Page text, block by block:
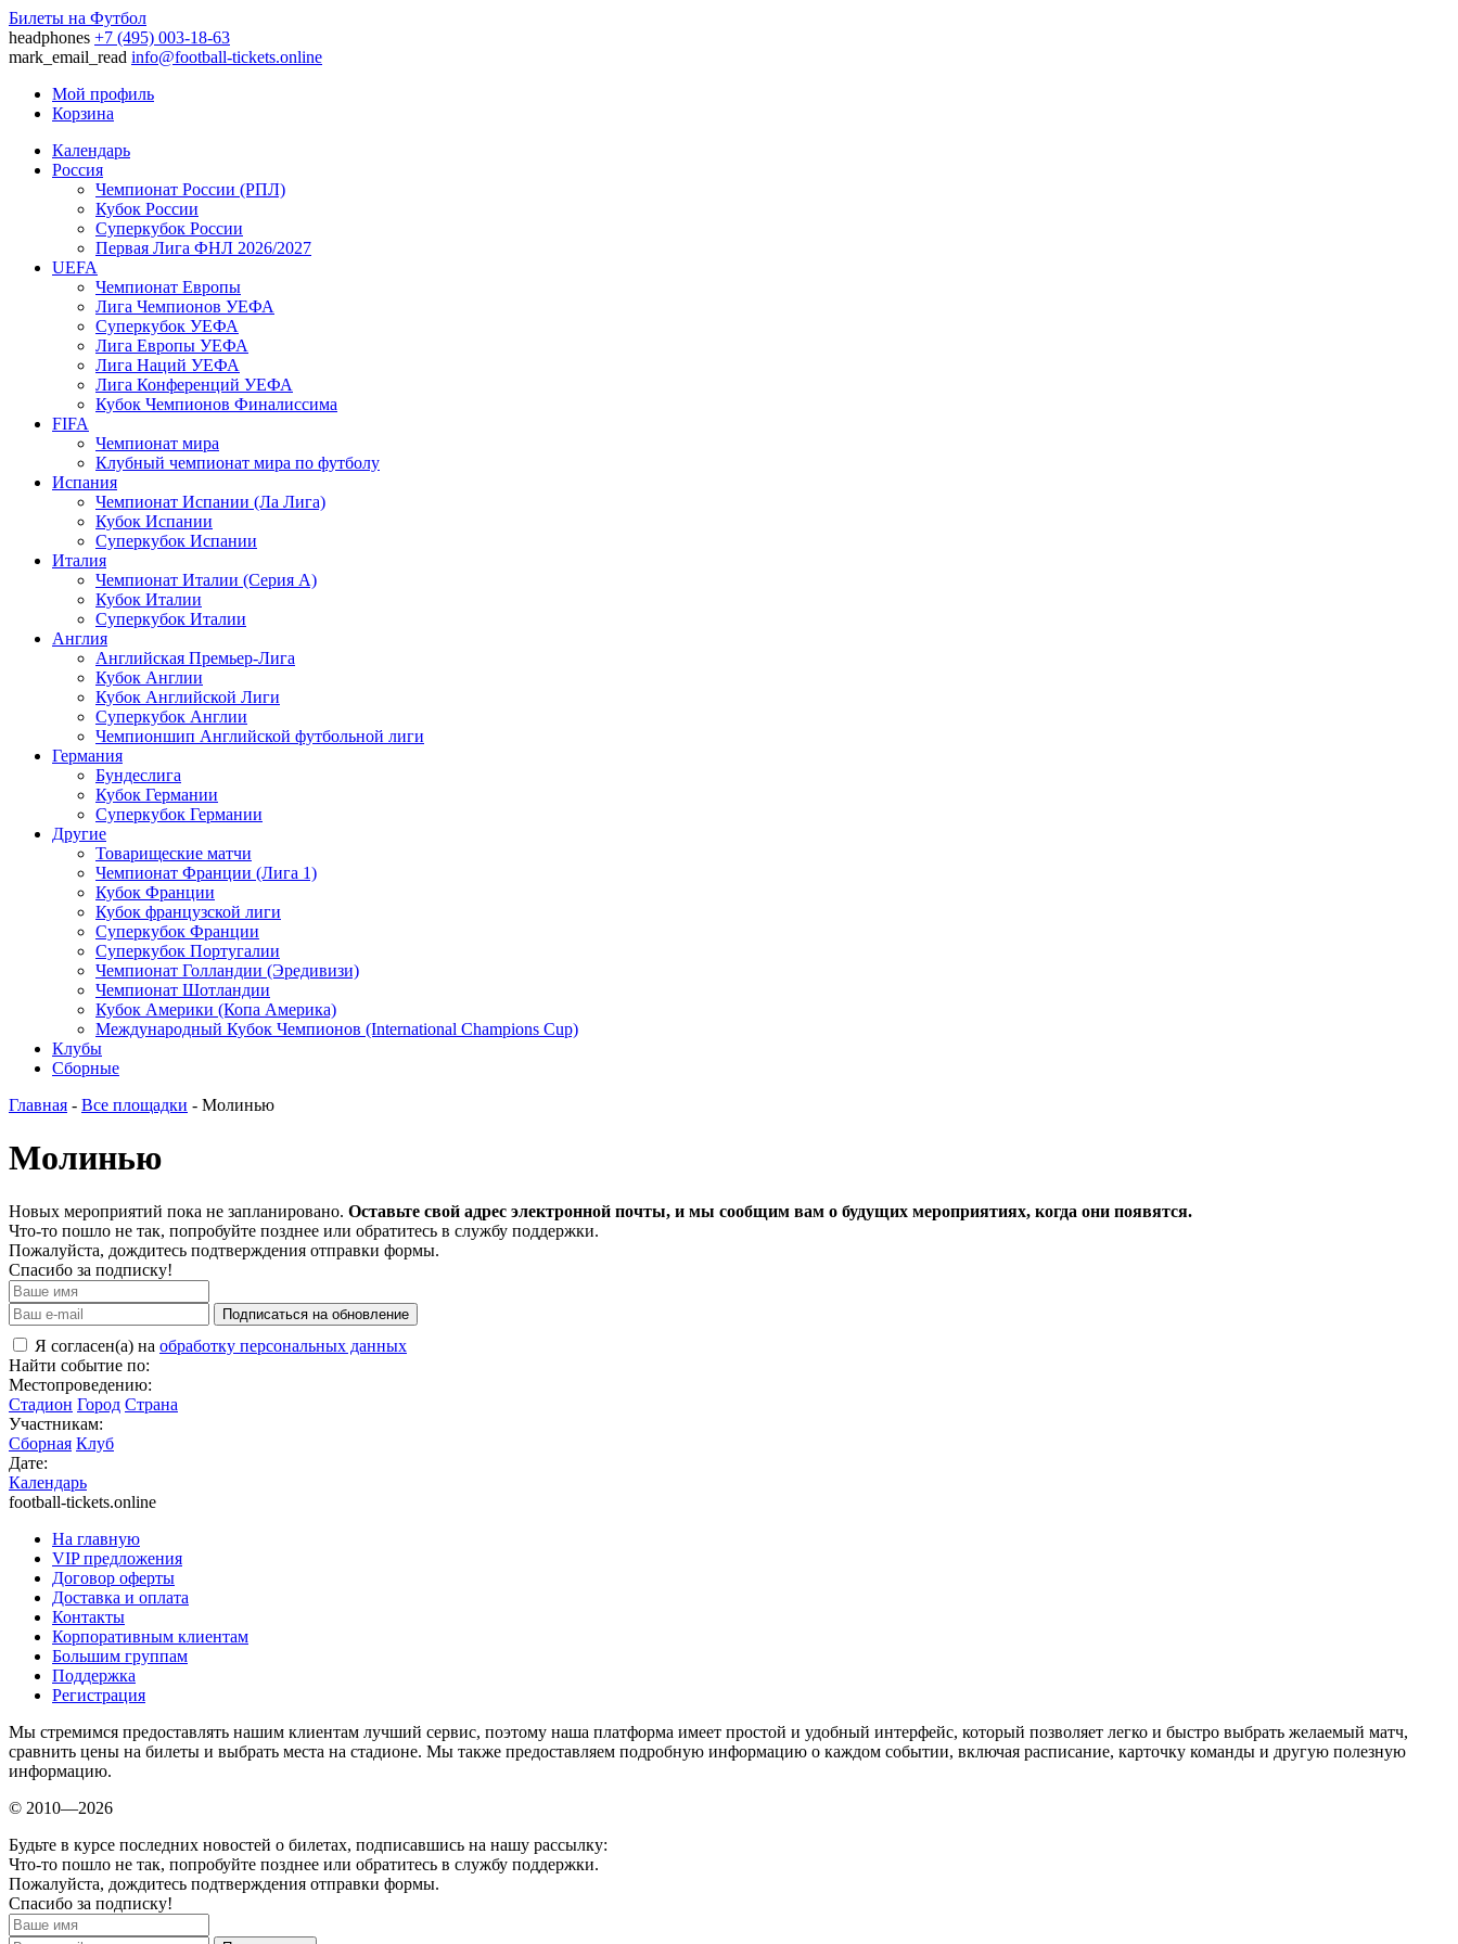
Билеты на Футбол
headphones +7 (495) 003-18-63
mark_email_read info@football-tickets.online
Мой профиль
Корзина
Календарь
Россия
Чемпионат России (РПЛ)
Кубок России
Суперкубок России
Первая Лига ФНЛ 2026/2027
UEFA
Чемпионат Европы
Лига Чемпионов УЕФА
Суперкубок УЕФА
Лига Европы УЕФА
Лига Наций УЕФА
Лига Конференций УЕФА
Кубок Чемпионов Финалиссима
FIFA
Чемпионат мира
Клубный чемпионат мира по футболу
Испания
Чемпионат Испании (Ла Лига)
Кубок Испании
Суперкубок Испании
Италия
Чемпионат Италии (Серия А)
Кубок Италии
Суперкубок Италии
Англия
Английская Премьер-Лига
Кубок Англии
Кубок Английской Лиги
Суперкубок Англии
Чемпионшип Английской футбольной лиги
Германия
Бундеслига
Кубок Германии
Суперкубок Германии
Другие
Товарищеские матчи
Чемпионат Франции (Лига 1)
Кубок Франции
Кубок французской лиги
Суперкубок Франции
Суперкубок Португалии
Чемпионат Голландии (Эредивизи)
Чемпионат Шотландии
Кубок Америки (Копа Америка)
Международный Кубок Чемпионов (International Champions Cup)
Клубы
Сборные
Главная - Все площадки - Молинью
Молинью
Новых мероприятий пока не запланировано. Оставьте свой адрес электронной почты, и мы сообщим вам о будущих мероприятиях, когда они появятся.
Что-то пошло не так, попробуйте позднее или обратитесь в службу поддержки.
Пожалуйста, дождитесь подтверждения отправки формы.
Спасибо за подписку!
Подписаться на обновление
Я согласен(а) на обработку персональных данных
Найти событие по:
Местопроведению:
Стадион Город Страна
Участникам:
Сборная Клуб
Дате:
Календарь
football-tickets.online
На главную
VIP предложения
Договор оферты
Доставка и оплата
Контакты
Корпоративным клиентам
Большим группам
Поддержка
Регистрация
Мы стремимся предоставлять нашим клиентам лучший сервис, поэтому наша платформа имеет простой и удобный интерфейс, который позволяет легко и быстро выбрать желаемый матч,
сравнить цены на билеты и выбрать места на стадионе. Мы также предоставляем подробную информацию о каждом событии, включая расписание, карточку команды и другую полезную
информацию.
© 2010—2026
Будьте в курсе последних новостей о билетах, подписавшись на нашу рассылку:
Что-то пошло не так, попробуйте позднее или обратитесь в службу поддержки.
Пожалуйста, дождитесь подтверждения отправки формы.
Спасибо за подписку!